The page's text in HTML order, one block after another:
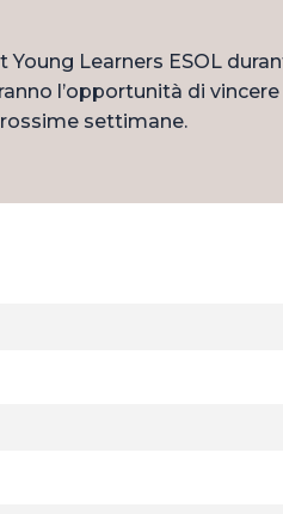
Learners ESOL
l’opportunità di
settimane.